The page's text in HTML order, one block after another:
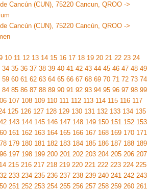
Cancún (CUN), 75220 Cancun, QROO ->
Cancún (CUN), 75220 Cancún, QROO ->
10 11 12 13 14 15 16 17 18 19 20 21 22 23 24
34 35 36 37 38 39 40 41 42 43 44 45 46 47 48 49
59 60 61 62 63 64 65 66 67 68 69 70 71 72 73 74
84 85 86 87 88 89 90 91 92 93 94 95 96 97 98 99
107 108 109 110 111 112 113 114 115 116 117
125 126 127 128 129 130 131 132 133 134 135
143 144 145 146 147 148 149 150 151 152 153
161 162 163 164 165 166 167 168 169 170 171
179 180 181 182 183 184 185 186 187 188 189
197 198 199 200 201 202 203 204 205 206 207
215 216 217 218 219 220 221 222 223 224 225
233 234 235 236 237 238 239 240 241 242 243
251 252 253 254 255 256 257 258 259 260 261